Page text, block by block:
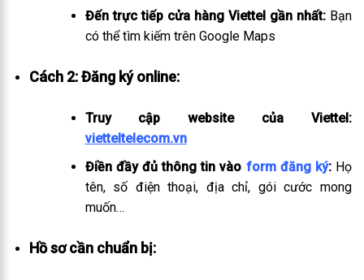
Đến trực tiếp cửa hàng Viettel gần nhất:Bạn
có thể tìm kiếm trên Google Maps
Cách 2: Đăng ký online:
Truy cập website của Viettel:
vietteltelecom.vn
Điền đầy đủ thông tin vào form đăng ký:Họ
tên, số điện thoại, địa chỉ, gói cước mong
muốn…
Hồ sơ cần chuẩn bị: